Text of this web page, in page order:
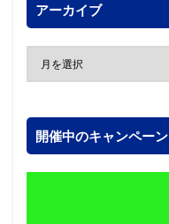
アーカイブ
開催中のキャンペーン